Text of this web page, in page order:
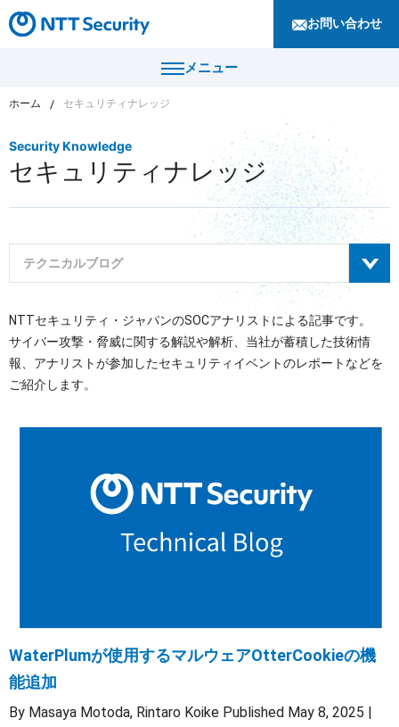
お問い合わせ
メニュー
製品・サービス
カテゴリから探す
セキュリティコンサルティング・教育・相談
セキュリティ管理
セキュリティ防御
セキュリティ監視・検知
セキュリティインシデント対応・調査
サプライチェーンセキュリティ
セキュリティナレッジ
ニュース
企業情報
採用情報
カタログダウンロード
ホーム セキュリティナレッジ
Security Knowledge
セキュリティナレッジ
テクニカルブログ
サイバーセキュリティレポート
セキュリティマガジン
経営者向け
NTTセキュリティ・ジャパンのSOCアナリストによる記事です。
サイバー攻撃・脅威に関する解説や解析、当社が蓄積した技術情
報、アナリストが参加したセキュリティイベントのレポートなどを
ご紹介します。
WaterPlumが使用するマルウェアOtterCookieの機
能追加
By Masaya Motoda, Rintaro Koike Published May 8, 2025 |